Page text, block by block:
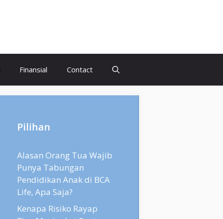
Finansial Contact
Pilihan
Alasan Orang Tua Wajib
Punya Tabungan
Pendidikan Anak di BCA
Life, Apa Saja?
Kenapa Risiko Rayap